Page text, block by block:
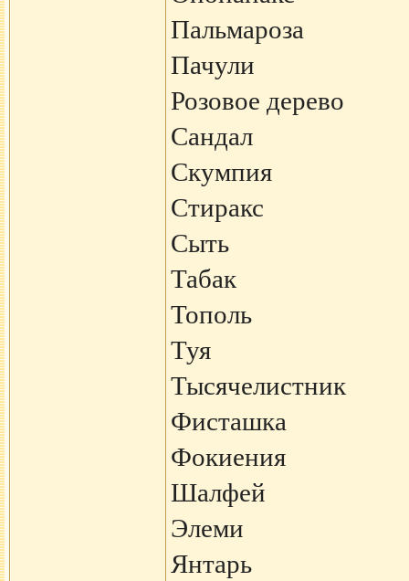
Пальмароза
Пачули
Розовое дерево
Сандал
Скумпия
Стиракс
Сыть
Табак
Тополь
Туя
Тысячелистник
Фисташка
Фокиения
Шалфей
Элеми
Янтарь